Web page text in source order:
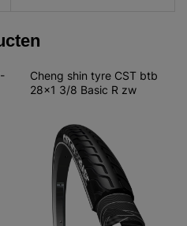
Cheng shin tyre CST btb
28x1 3/8 Basic R zw